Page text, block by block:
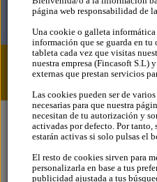
Legislación > Animales
Legislación
página web responsabilidad de
Una cookie o galleta
información que se guarda en tu
tableta cada vez que visitas
nuestra empresa (Fincasoft S.L)
externas que prestan servicios
Las cookies pueden ser de
necesarias para que nuestra
necesitan de tu autorización y
activadas por defecto. Por tanto,
estarán activas si solo pulsas el
El resto de cookies sirven para
personalizarla en base a tus
publicidad ajustada a tus